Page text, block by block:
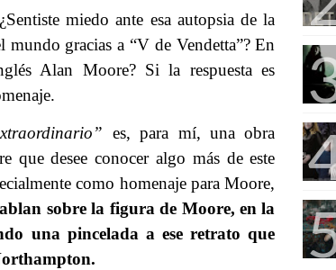
miedo ante esa autopsia de la
gracias a “V de Vendetta”? En
Alan Moore? Si la respuesta es
es, para mí, una obra
que desee conocer algo más de este
como homenaje para Moore,
sobre la figura de Moore, en la
una pincelada a ese retrato que